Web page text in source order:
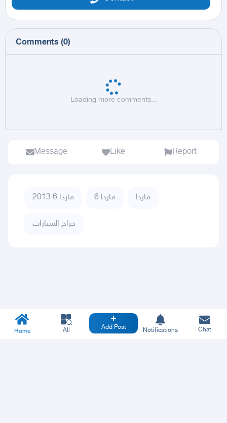
Comments (0)
Loading more comments...
Message Like Report
مازدا 6 2013 مازدا 6 مازدا
حراج السيارات
Home All Add Post Notifications Chat